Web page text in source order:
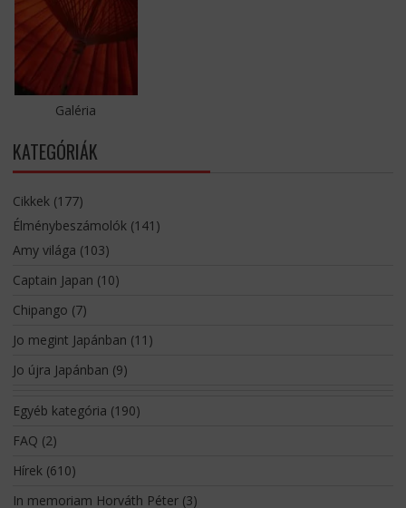
Galéria
KATEGÓRIÁK
Cikkek(177)
Élménybeszámolók(141)
Amy világa (103)
Captain Japan (10)
Chipango (7)
Jo megint Japánban (11)
Jo újra Japánban (9)
Egyéb kategória (190)
FAQ (2)
Hírek(610)
In memoriam Horváth Péter(3)